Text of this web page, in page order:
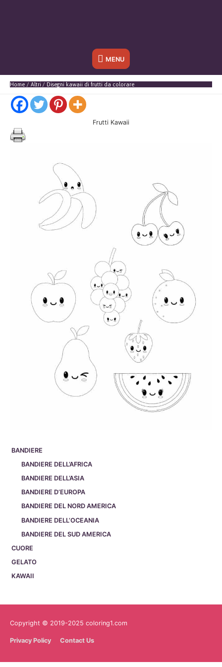
Sotto
l'header
MENU
Home Altri Disegni kawaii di frutti da colorare
BANDIERE
BANDIERE DELL’AFRICA
BANDIERE DELL’ASIA
BANDIERE D’EUROPA
BANDIERE DEL NORD AMERICA
BANDIERE DELL’OCEANIA
BANDIERE DEL SUD AMERICA
CUORE
GELATO
KAWAII
Frutti Kawaii
Copyright © 2019-2025 coloring1.com
Privacy Policy Contact Us